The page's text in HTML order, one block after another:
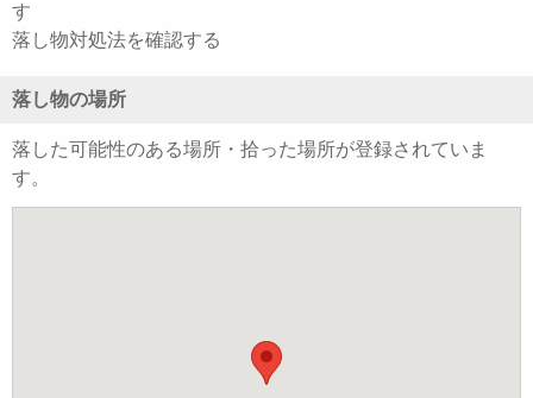
す
落し物対処法を確認する
落し物の場所
落した可能性のある場所・拾った場所が登録されていま
す。